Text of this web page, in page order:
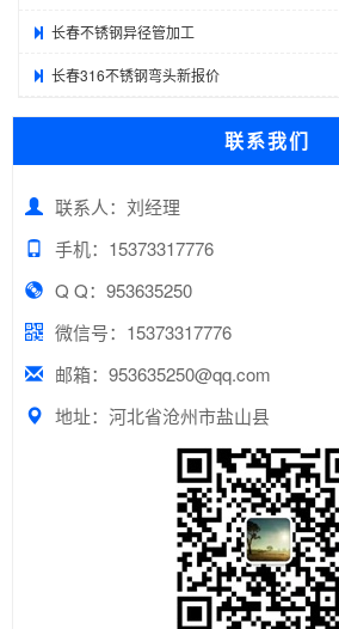
长春不锈钢异径管加工
长春316不锈钢弯头新报价
联系我们
联系人：刘经理
手机：15373317776
Q Q：953635250
微信号：15373317776
邮箱：953635250@qq.com
地址：河北省沧州市盐山县